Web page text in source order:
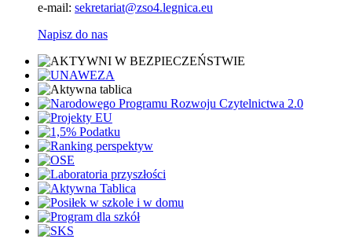
e-mail: sekretariat@zso4.legnica.eu
Napisz do nas